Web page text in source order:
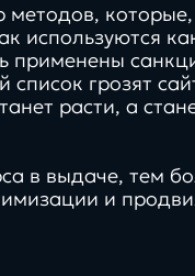
методов,
используются
применены
грозят
расти, а
в выдаче, тем
и